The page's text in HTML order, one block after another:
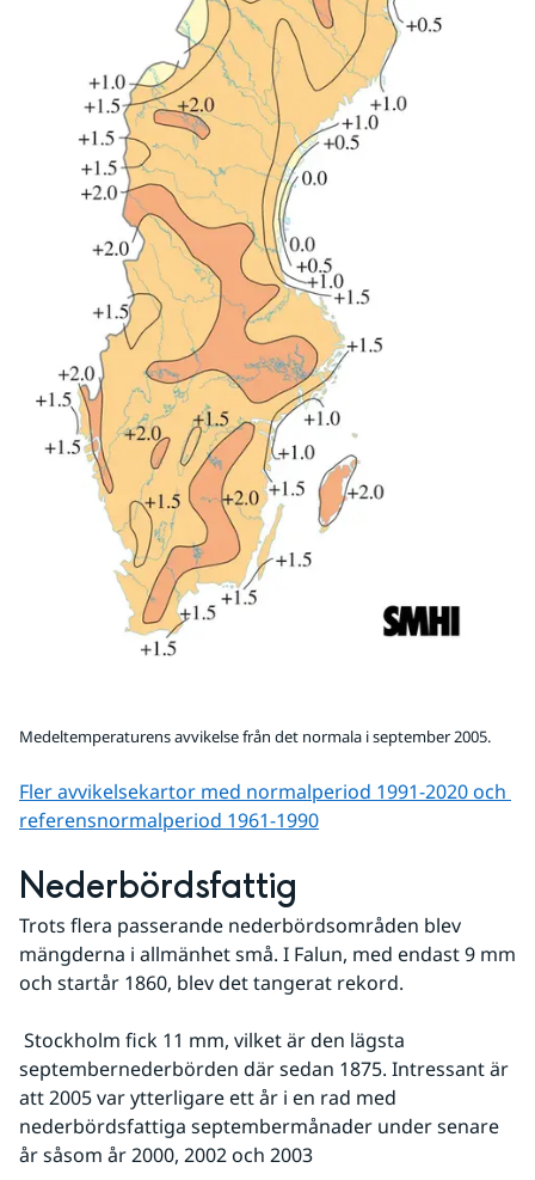
Medeltemperaturens avvikelse från det normala i september 2005.
Fler avvikelsekartor med normalperiod 1991-2020 och
referens­normalperiod 1961-1990
Nederbördsfattig
Trots flera passerande nederbördsområden blev
mängderna i allmänhet små. I Falun, med endast 9 mm
och startår 1860, blev det tangerat rekord.
septembernederbörden där sedan 1875. Intressant är
att 2005 var ytterligare ett år i en rad med
nederbördsfattiga septembermånader under senare
år såsom år 2000, 2002 och 2003